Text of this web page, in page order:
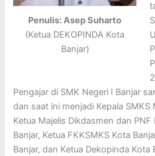
Penulis: Asep Suharto
(Ketua DEKOPINDA Kota
Banjar)
Pengajar di SMK Negeri I Banjar
dan saat ini menjadi Kepala SMKS
Ketua Majelis Dikdasmen dan
Banjar, Ketua FKKSMKS Kota
Banjar, dan Ketua Dekopinda